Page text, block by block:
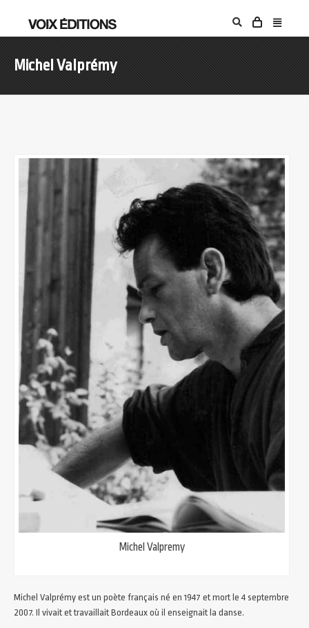
Michel Valprémy
Michel Valpremy
Michel Valprémy est un poète français né en 1947 et mort le 4 septembre
2007. Il vivait et travaillait Bordeaux où il enseignait la danse.